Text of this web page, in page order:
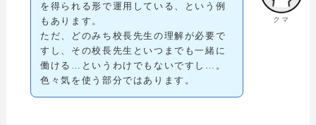
クマ
を得られる形で運用している、という例
もあります。
ただ、どのみち校長先生の理解が必要で
すし、その校長先生といつまでも一緒に
働ける…というわけでもないですし…。
色々気を使う部分ではあります。